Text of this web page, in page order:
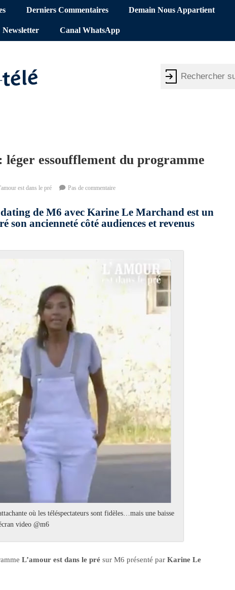
Derniers Commentaires Demain Nous Appartient
Newsletter Canal WhatsApp
essoufflement du programme
est dans le pré Pas de commentaire
de M6 avec Karine Le Marchand est un
ancienneté côté audiences et revenus
où les téléspectateurs sont fidèles…mais une baisse
video @m6
L’amour est dans le pré sur M6 présenté par Karine Le